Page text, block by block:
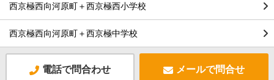
西京極西向河原町＋西京極西小学校
西京極西向河原町＋西京極中学校
電話で問合わせ メールで問合せ